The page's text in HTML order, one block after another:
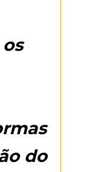
os
do